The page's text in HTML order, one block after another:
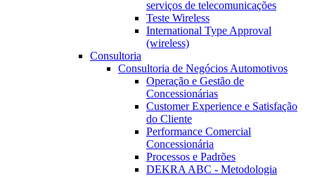
serviços de telecomunicações
Teste Wireless
International Type Approval
(wireless)
Consultoria
Consultoria de Negócios Automotivos
Operação e Gestão de
Concessionárias
Customer Experience e Satisfação
do Cliente
Performance Comercial
Concessionária
Processos e Padrões
DEKRA ABC - Metodologia